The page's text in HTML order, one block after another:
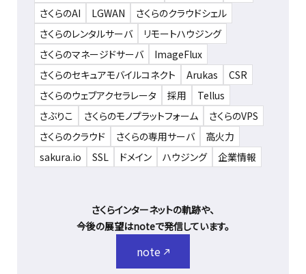
さくらのAI
LGWAN
さくらのクラウドシェル
さくらのレンタルサーバ
リモートハウジング
さくらのマネージドサーバ
ImageFlux
さくらのセキュアモバイルコネクト
Arukas
CSR
さくらのウェブアクセラレータ
採用
Tellus
さぶりこ
さくらのモノプラットフォーム
さくらのVPS
さくらのクラウド
さくらの専用サーバ
高火力
sakura.io
SSL ドメイン ハウジング 企業情報
さくらインターネットの軌跡や、
今後の展望はnoteで発信しています。
note